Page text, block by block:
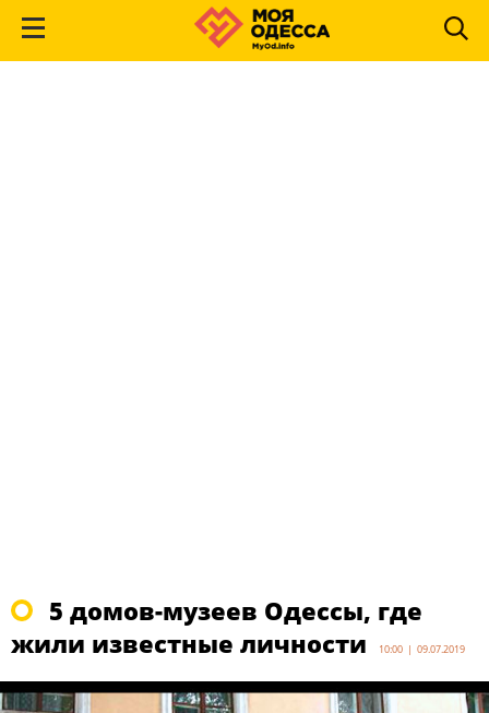
5 домов-музеев Одессы, где
жили известные личности
10:00 | 09.07.2019